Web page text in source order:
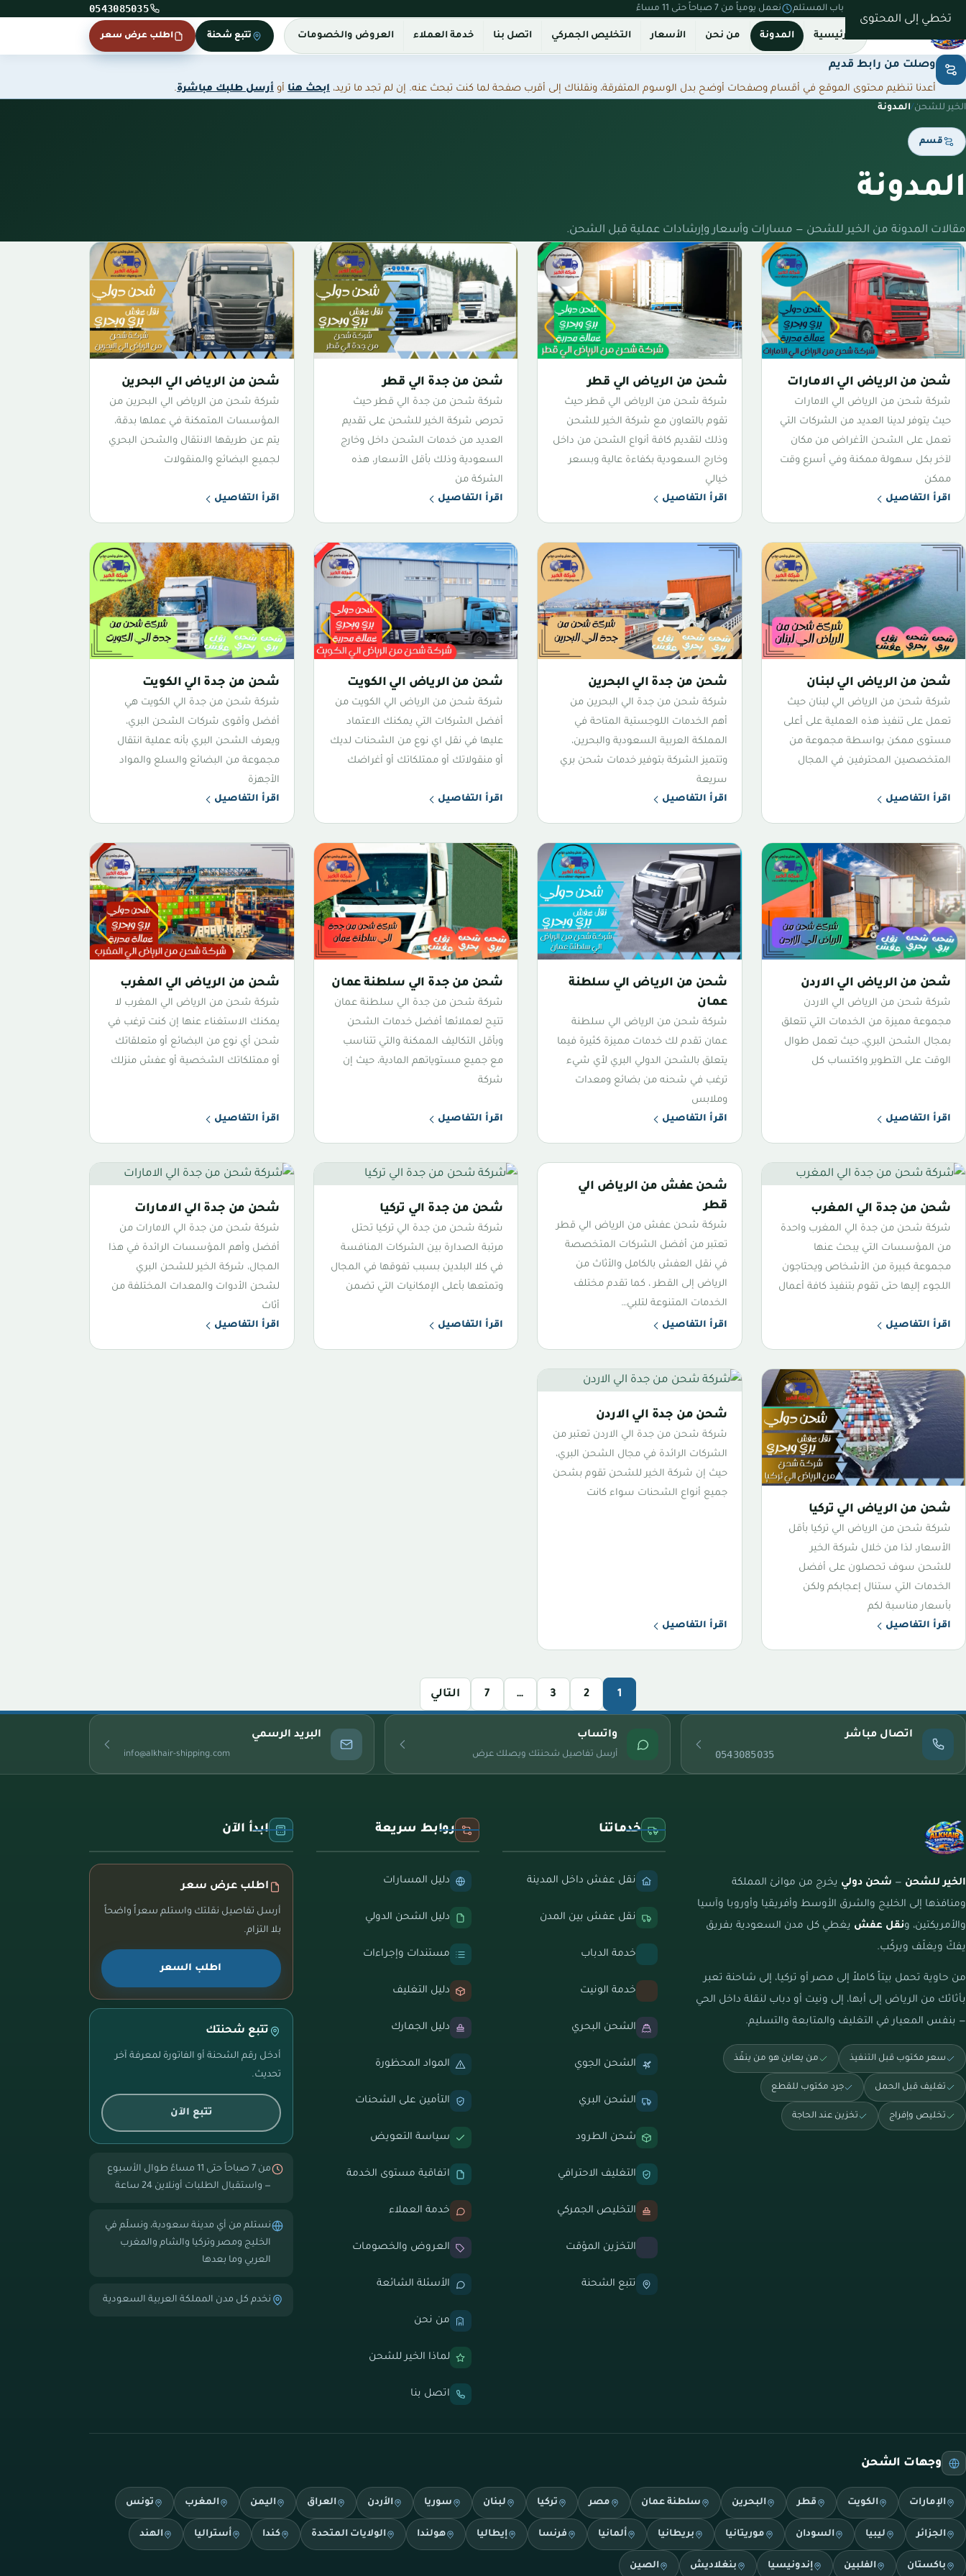
تخطي إلى المحتوى
نستلم من بيتك ونسلّم على باب المستلم نعمل يومياً من 7 صباحاً حتى 11 مساءً 0543085035
الرئيسية المدونة من نحن الأسعار التخليص الجمركي اتصل بنا خدمة العملاء العروض والخصومات تتبع شحنة اطلب عرض سعر
وصلت من رابط قديم
أعدنا تنظيم محتوى الموقع في أقسام وصفحات أوضح بدل الوسوم المتفرقة، ونقلناك إلى أقرب صفحة لما كنت تبحث عنه. إن لم تجد ما تريد، ابحث هنا أو أرسل طلبك مباشرة.
الخير للشحن/المدونة
قسم
المدونة
مقالات المدونة من الخير للشحن — مسارات وأسعار وإرشادات عملية قبل الشحن.
شحن من الرياض الي الامارات
شركة شحن من الرياض الي الامارات
حيث يتوفر لدينا العديد من الشركات التي
تعمل على الشحن الأغراض من مكان
لآخر بكل سهولة ممكنة وفي أسرع وقت
ممكن
اقرأ التفاصيل
شحن من الرياض الي قطر
شركة شحن من الرياض الي قطر حيث
تقوم بالتعاون مع شركة الخير للشحن
وذلك لتقديم كافة أنواع الشحن من داخل
وخارج السعودية بكفاءة عالية وبسعر
خيالي
اقرأ التفاصيل
شحن من جدة الي قطر
شركة شحن من جدة الي قطر حيث
تحرص شركة الخير للشحن على تقديم
العديد من خدمات الشحن داخل وخارج
السعودية وذلك بأقل الأسعار، هذه
الشركة من
اقرأ التفاصيل
شحن من الرياض الي البحرين
شركة شحن من الرياض الي البحرين من
المؤسسات المتمكنة في عملها بدقة،
يتم عن طريقها الانتقال والشحن البحري
لجميع البضائع والمنقولات
اقرأ التفاصيل
شحن من الرياض الي لبنان
شركة شحن من الرياض الي لبنان حيث
تعمل على تنفيذ هذه العملية على أعلى
مستوى ممكن بواسطة مجموعة من
المتخصصين المحترفين في المجال
اقرأ التفاصيل
شحن من جدة الي البحرين
شركة شحن من جدة الي البحرين من
أهم الخدمات اللوجستية المتاحة في
المملكة العربية السعودية والبحرين،
وتتميز الشركة بتوفير خدمات شحن بري
سريعة
اقرأ التفاصيل
شحن من الرياض الي الكويت
شركة شحن من الرياض الي الكويت من
أفضل الشركات التي يمكنك الاعتماد
عليها في نقل اي نوع من الشحنات لديك
أو منقولاتك أو ممتلكاتك أو أغراضك
اقرأ التفاصيل
شحن من جدة الي الكويت
شركة شحن من جدة الي الكويت هي
أفضل وأقوى شركات الشحن البري،
ويعرف الشحن البري بأنه عملية انتقال
مجموعة من البضائع والسلع والمواد
الأجهزة
اقرأ التفاصيل
شحن من الرياض الي الاردن
شركة شحن من الرياض الي الاردن
مجموعة مميزة من الخدمات التي تتعلق
بمجال الشحن البري، حيث تعمل طوال
الوقت على التطوير واكتساب كل
اقرأ التفاصيل
شحن من الرياض الي سلطنة
عمان
شركة شحن من الرياض الي سلطنة
عمان تقدم لك خدمات مميزة كثيرة فيما
يتعلق بالشحن الدولي البري لأي شيء
ترغب في شحنه من بضائع ومعدات
وملابس
اقرأ التفاصيل
شحن من جدة الي سلطنة عمان
شركة شحن من جدة الي سلطنة عمان
تتيح لعملائها أفضل خدمات الشحن
وبأقل التكاليف الممكنة والتي تتناسب
مع جميع مستوياتهم المادية، حيث إن
شركة
اقرأ التفاصيل
شحن من الرياض الي المغرب
شركة شحن من الرياض الي المغرب لا
يمكنك الاستغناء عنها إن كنت ترغب في
شحن أي نوع من البضائع أو متعلقاتك
أو ممتلكاتك الشخصية أو عفش منزلك
اقرأ التفاصيل
شحن من جدة الي المغرب
شركة شحن من جدة الي المغرب واحدة
من المؤسسات التي يبحث عنها
مجموعة كبيرة من الأشخاص ويحتاجون
اللجوء إليها حتى تقوم بتنفيذ كافة أعمال
اقرأ التفاصيل
شحن عفش من الرياض الي
قطر
شركة شحن عفش من الرياض الي قطر
تعتبر من أفضل الشركات المتخصصة
في نقل العفش بالكامل والأثاث من
الرياض إلى القطر ، كما تقدم مختلف
الخدمات المتنوعة لتلبي…
اقرأ التفاصيل
شحن من جدة الي تركيا
شركة شحن من جدة الي تركيا تحتل
مرتبة الصدارة بين الشركات المنافسة
في كلا البلدين بسبب تفوقها في المجال
وتمتعها بأعلى الإمكانيات التي تضمن
اقرأ التفاصيل
شحن من جدة الي الامارات
شركة شحن من جدة الي الامارات من
أفضل وأهم المؤسسات الرائدة في هذا
المجال، شركة الخير للشحن البري
لشحن الأدوات والمعدات المختلفة من
أثاث
اقرأ التفاصيل
شحن من الرياض الي تركيا
شركة شحن من الرياض الي تركيا بأقل
الأسعار، لذا من خلال شركة الخير
للشحن سوف تحصلون على أفضل
الخدمات التي ستنال إعجابكم ولكن
بأسعار مناسبة لكم
اقرأ التفاصيل
شحن من جدة الي الاردن
شركة شحن من جدة الي الاردن تعتبر من
الشركات الرائدة في مجال الشحن البري،
حيث إن شركة الخير للشحن تقوم بشحن
جميع أنواع الشحنات سواء كانت
اقرأ التفاصيل
1
2
3
…
7 التالي
اتصال مباشر
0543085035
واتساب
أرسل تفاصيل شحنتك ويصلك عرض
البريد الرسمي
info@alkhair-shipping.com
الخير للشحن — شحن دولي يخرج من موانئ المملكة
ومنافذها إلى الخليج والشرق الأوسط وأفريقيا وأوروبا وآسيا
والأمريكتين، ونقل عفش يغطي كل مدن السعودية بفريق
يفكّ ويغلّف ويركّب.
من حاوية تحمل بيتاً كاملاً إلى مصر أو تركيا، إلى شاحنة تعبر
بأثاثك من الرياض إلى أبها، إلى ونيت أو دباب لنقلة داخل الحي
— بنفس المعيار في التغليف والمتابعة والتسليم.
سعر مكتوب قبل التنفيذ من يعاين هو من ينفّذ
تغليف قبل الحمل جرد مكتوب للقطع
تخليص وإفراج تخزين عند الحاجة
خدماتنا
نقل عفش داخل المدينة
نقل عفش بين المدن
خدمة الدباب
خدمة الونيت
الشحن البحري
الشحن الجوي
الشحن البري
شحن الطرود
التغليف الاحترافي
التخليص الجمركي
التخزين المؤقت
تتبع الشحنة
روابط سريعة
دليل المسارات
دليل الشحن الدولي
مستندات وإجراءات
دليل التغليف
دليل الجمارك
المواد المحظورة
التأمين على الشحنات
سياسة التعويض
اتفاقية مستوى الخدمة
خدمة العملاء
العروض والخصومات
الأسئلة الشائعة
من نحن
لماذا الخير للشحن
اتصل بنا
ابدأ الآن
اطلب عرض سعر
أرسل تفاصيل نقلتك واستلم سعراً واضحاً
بلا التزام.
اطلب السعر
تتبع شحنتك
أدخل رقم الشحنة أو الفاتورة لمعرفة آخر
تحديث.
تتبع الآن
من 7 صباحاً حتى 11 مساءً طوال الأسبوع
— واستقبال الطلبات أونلاين 24 ساعة
نستلم من أي مدينة سعودية، ونسلّم في
الخليج ومصر وتركيا والشام والمغرب
العربي وما بعدها
نخدم كل مدن المملكة العربية السعودية
وجهات الشحن
الإمارات الكويت قطر البحرين سلطنة عمان مصر تركيا لبنان سوريا الأردن العراق اليمن المغرب تونس
الجزائر ليبيا السودان موريتانيا بريطانيا ألمانيا فرنسا إيطاليا هولندا الولايات المتحدة كندا أستراليا الهند
باكستان الفلبين إندونيسيا بنغلاديش الصين